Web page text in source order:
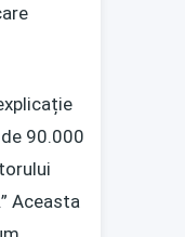
90.000
Aceasta